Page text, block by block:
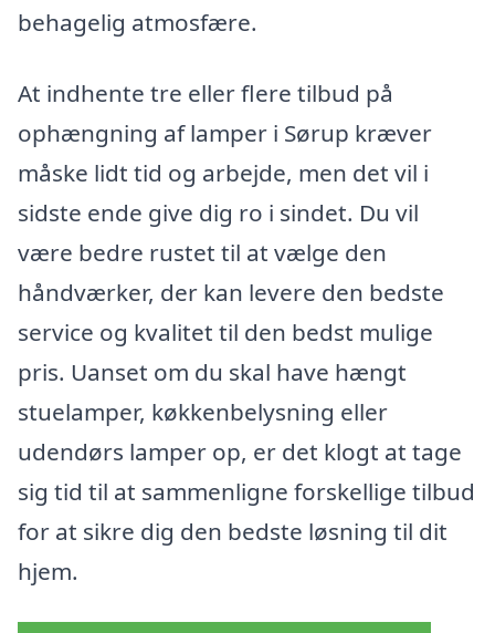
behagelig atmosfære.
At indhente tre eller flere tilbud på
ophængning af lamper i Sørup kræver
måske lidt tid og arbejde, men det vil i
sidste ende give dig ro i sindet. Du vil
være bedre rustet til at vælge den
håndværker, der kan levere den bedste
service og kvalitet til den bedst mulige
pris. Uanset om du skal have hængt
stuelamper, køkkenbelysning eller
udendørs lamper op, er det klogt at tage
sig tid til at sammenligne forskellige tilbud
for at sikre dig den bedste løsning til dit
hjem.